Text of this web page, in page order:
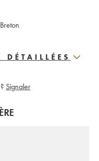
DÉTAILLÉES
Signaler